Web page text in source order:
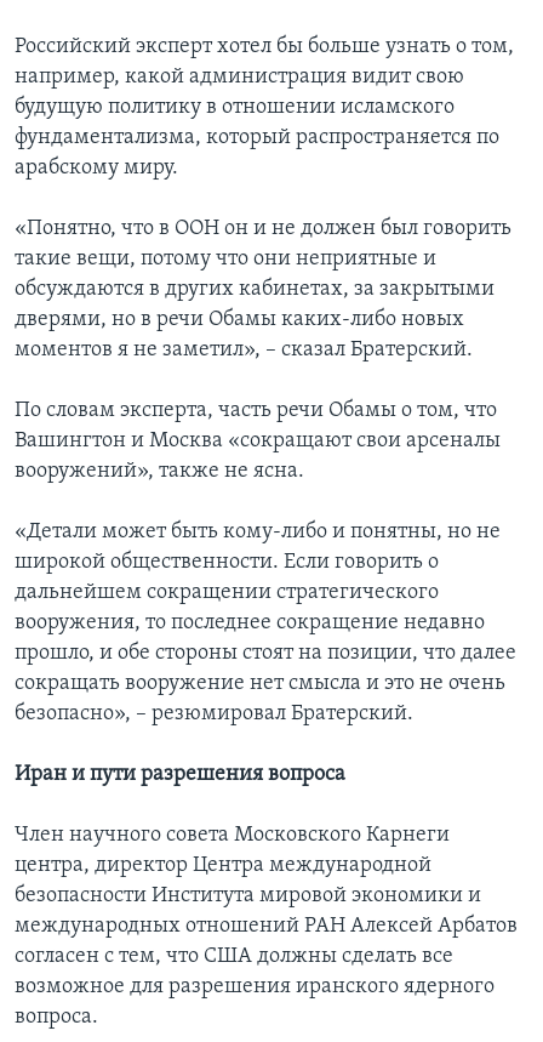
Российский эксперт хотел бы больше узнать о том,
например, какой администрация видит свою
будущую политику в отношении исламского
фундаментализма, который распространяется по
арабскому миру.
«Понятно, что в ООН он и не должен был говорить
такие вещи, потому что они неприятные и
обсуждаются в других кабинетах, за закрытыми
дверями, но в речи Обамы каких-либо новых
моментов я не заметил», – сказал Братерский.
По словам эксперта, часть речи Обамы о том, что
Вашингтон и Москва «сокращают свои арсеналы
вооружений», также не ясна.
«Детали может быть кому-либо и понятны, но не
широкой общественности. Если говорить о
дальнейшем сокращении стратегического
вооружения, то последнее сокращение недавно
прошло, и обе стороны стоят на позиции, что далее
сокращать вооружение нет смысла и это не очень
безопасно», – резюмировал Братерский.
Иран и пути разрешения вопроса
Член научного совета Московского Карнеги
центра, директор Центра международной
безопасности Института мировой экономики и
международных отношений РАН Алексей Арбатов
согласен с тем, что США должны сделать все
возможное для разрешения иранского ядерного
вопроса.